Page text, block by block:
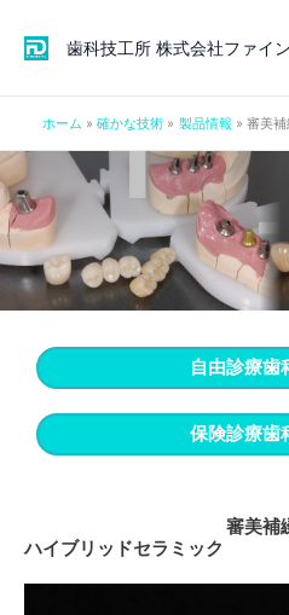
ス
ッ
プ
歯科技工所 株式会社ファイ
ホーム 確かな技術 製品情報 審美
自由診療歯
保険診療歯
審美補
ハイブリッドセラミック